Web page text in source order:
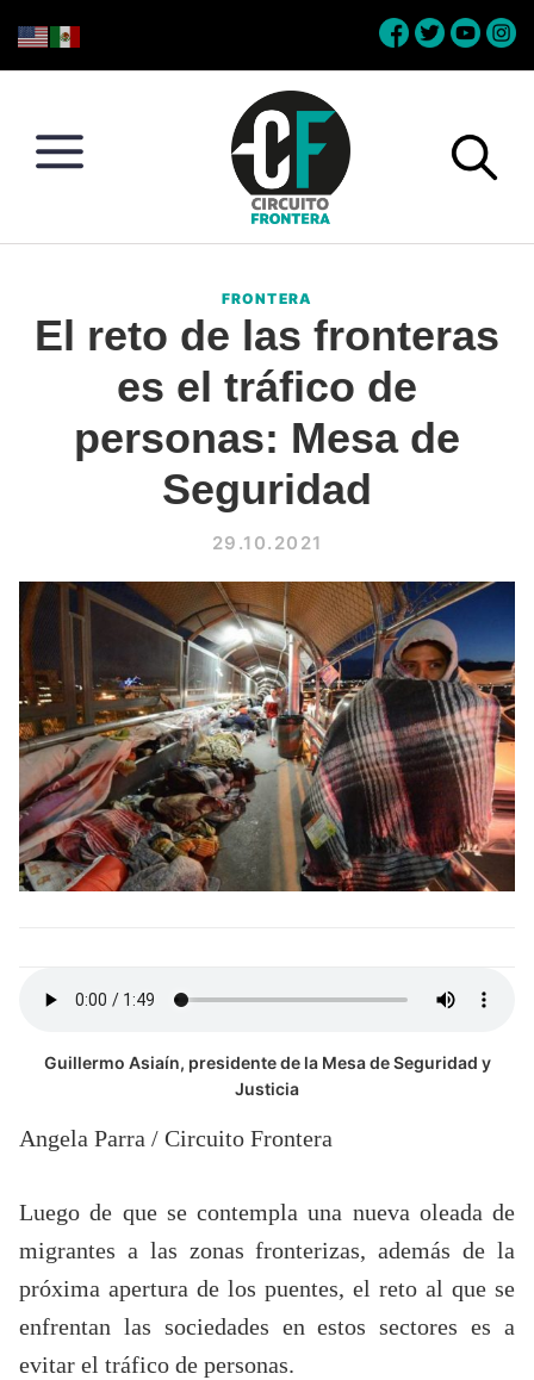
to
to
to
to
Conéctate
la
frontera
FRONTERA
El reto de las fronteras
es el tráfico de
personas: Mesa de
Seguridad
29.10.2021
Guillermo Asiaín, presidente de la Mesa de Seguridad y
Justicia
Angela Parra / Circuito Frontera
Luego de que se contempla una nueva oleada de
migrantes a las zonas fronterizas, además de la
próxima apertura de los puentes, el reto al que se
enfrentan las sociedades en estos sectores es a
evitar el tráfico de personas.